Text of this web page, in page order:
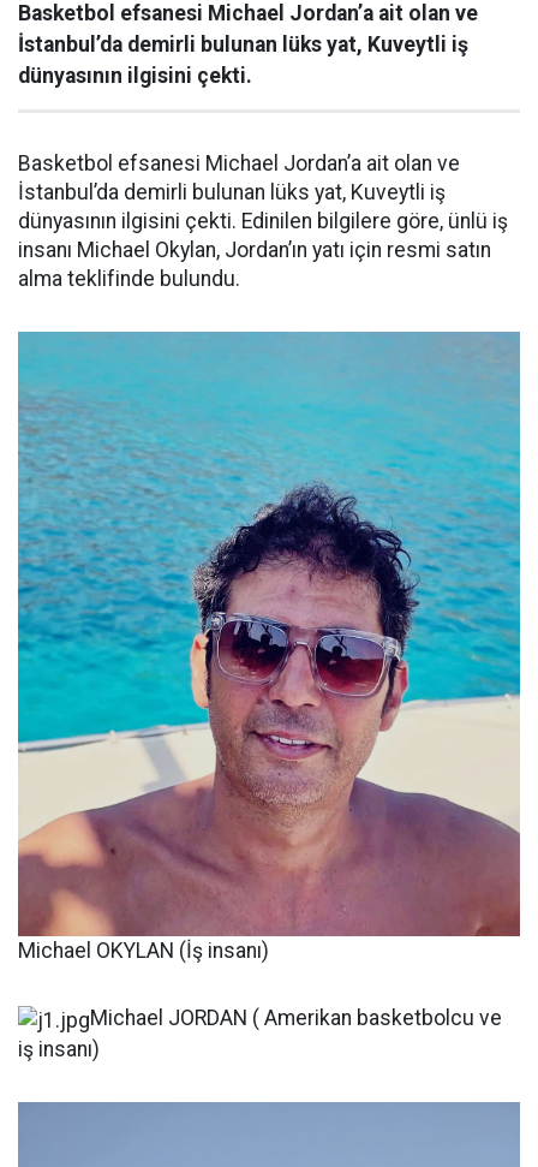
Basketbol efsanesi Michael Jordan’a ait olan ve
İstanbul’da demirli bulunan lüks yat, Kuveytli iş
dünyasının ilgisini çekti.
Basketbol efsanesi Michael Jordan’a ait olan ve
İstanbul’da demirli bulunan lüks yat, Kuveytli iş
dünyasının ilgisini çekti. Edinilen bilgilere göre, ünlü iş
insanı Michael Okylan, Jordan’ın yatı için resmi satın
alma teklifinde bulundu.
Michael OKYLAN (İş insanı)
Michael JORDAN ( Amerikan basketbolcu ve
iş insanı)